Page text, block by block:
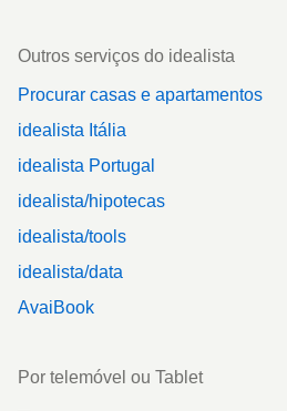
Outros serviços do idealista
Procurar casas e apartamentos
idealista Itália
idealista Portugal
idealista/hipotecas
idealista/tools
idealista/data
AvaiBook
Por telemóvel ou Tablet